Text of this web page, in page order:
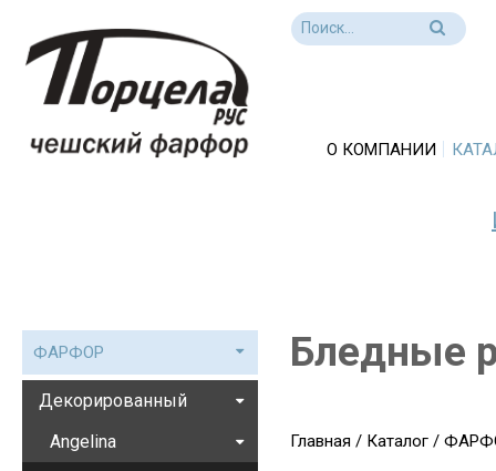
О КОМПАНИИ
Бледные
Главная / Каталог /
ФАРФОР
Декорированный
Angelina